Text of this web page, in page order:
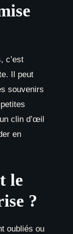
c’est
Il peut
souvenirs
clin d’œil
en
le
?
oubliés ou